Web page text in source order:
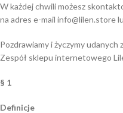
W każdej chwili możesz
na adres e-mail info@lilen.store
Pozdrawiamy i życzymy udanych
Zespół sklepu internetowego
§ 1
Definicje